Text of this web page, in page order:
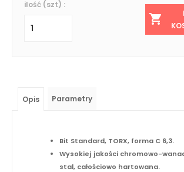
ilość (szt) :
Opis Parametry
Bit Standard, TORX, forma C 6,3.
Wysokiej jakości chromowo-
stal, całościowo hartowana.